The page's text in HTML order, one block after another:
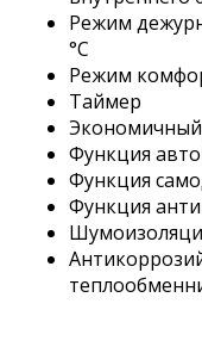
Режим
°C
Режим
Таймер
Функция
Функция
Функция